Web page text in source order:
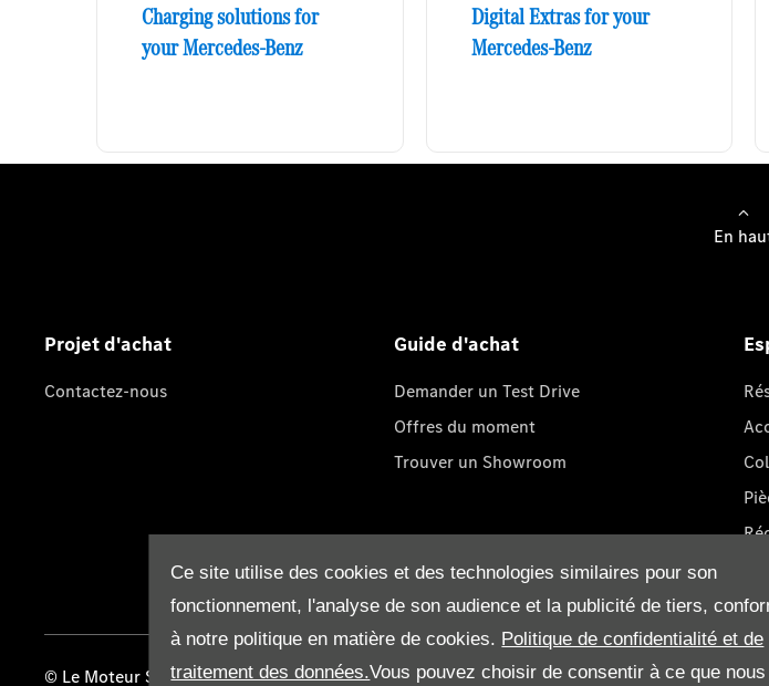
Ce site utilise des cookies et des technologies similaires pour son
fonctionnement, l'analyse de son audience et la publicité de tiers,
à notre politique en matière de cookies. Politique de confidentialité et de
traitement des données.Vous pouvez choisir de consentir à ce que nous
Charging solutions for
your Mercedes-Benz
Digital Extras for your
Mercedes-Benz
En
Projet d'achat
Contactez-nous
Guide d'achat
Demander un Test Drive
Offres du moment
Trouver un Showroom
© Le Moteur SA 2026. Tous droits réservés Termes & Conditions Cookies Protection